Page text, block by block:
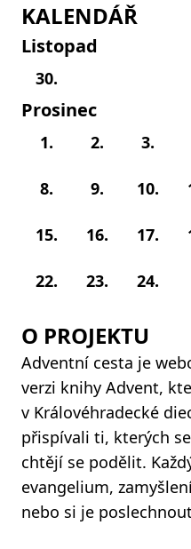
KALENDÁŘ
Listopad
30.
Prosinec
1. 2. 3.
8. 9. 10.
15. 16. 17.
22. 23. 24.
O PROJEKTU
Adventní cesta je
verzi knihy Advent,
v Královéhradecké
přispívali ti, kterých
chtějí se podělit.
evangelium,
nebo si je